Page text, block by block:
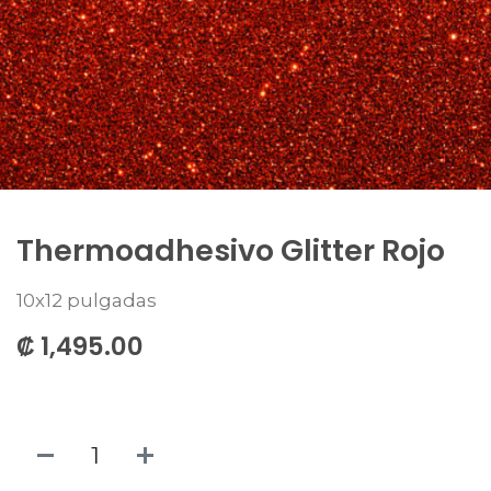
Thermoadhesivo Glitter Rojo
10x12 pulgadas
₡ 1,495.00